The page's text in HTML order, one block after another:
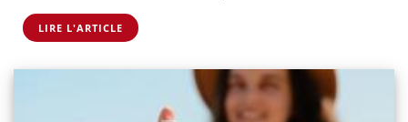
LIRE L'ARTICLE